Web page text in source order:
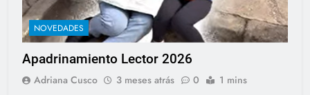
NOVEDADES
Apadrinamiento Lector 2026
Adriana Cusco 3 meses atrás 0 1 mins